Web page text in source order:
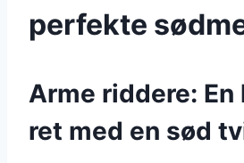
perfekte
Arme riddere:
ret med en sød